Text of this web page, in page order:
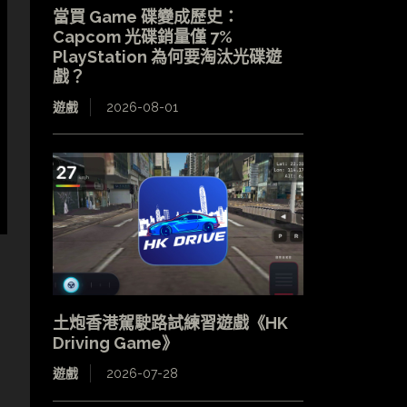
當買 Game 碟變成歷史：
Capcom 光碟銷量僅 7%
PlayStation 為何要淘汰光碟遊
戲？
遊戲 2026-08-01
土炮香港駕駛路試練習遊戲《HK
Driving Game》
遊戲 2026-07-28